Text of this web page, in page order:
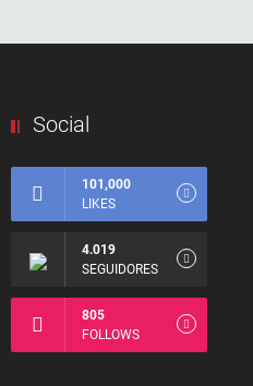
Social
101,000
LIKES
4.019
SEGUIDORES
805
FOLLOWS